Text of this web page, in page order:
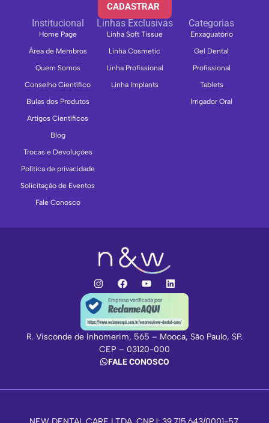
Institucional
Home Page
Área de Membros
Quem Somos
Conselho Científico
Bulas dos Produtos
Artigos Científicos
Blog
Trocas e Devoluções
Política de privacidade
Solicitação de Eventos
Fale Conosco
Linhas Exclusivas
Linha Soft Tissue
Linha Cosmetic
Linha Profissional
Linha Implants
Categorias
Enxaguatório
Gel Dental
Profissional
Tablets
Irrigador Oral
CADASTRAR
R. Visconde de Inhomerim, 565 – Mooca, São Paulo, SP.
CEP – 03120-000
FALE CONOSCO